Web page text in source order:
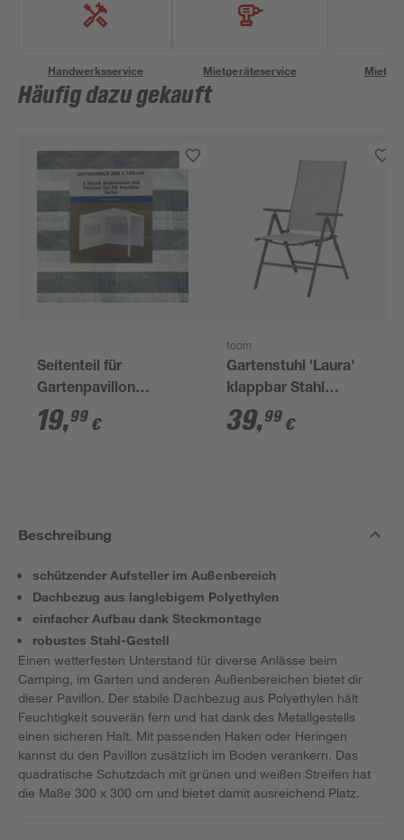
Handwerksservice Mietgeräteservice
Häufig dazu gekauft
Seitenteil für
Gartenpavillon
grün/weiß 298 x 196
cm
19,99 €
toom
Gartenstuhl 'Laura'
klappbar Stahl
hellgrau 56,6 x 104 x
63 cm
39,99 €
Beschreibung
schützender Aufsteller im Außenbereich
Dachbezug aus langlebigem Polyethylen
einfacher Aufbau dank Steckmontage
robustes Stahl-Gestell
Einen wetterfesten Unterstand für diverse Anlässe beim
Camping, im Garten und anderen Außenbereichen bietet dir
dieser Pavillon. Der stabile Dachbezug aus Polyethylen hält
Feuchtigkeit souverän fern und hat dank des Metallgestells
einen sicheren Halt. Mit passenden Haken oder Heringen
kannst du den Pavillon zusätzlich im Boden verankern. Das
quadratische Schutzdach mit grünen und weißen Streifen hat
die Maße 300 x 300 cm und bietet damit ausreichend Platz.